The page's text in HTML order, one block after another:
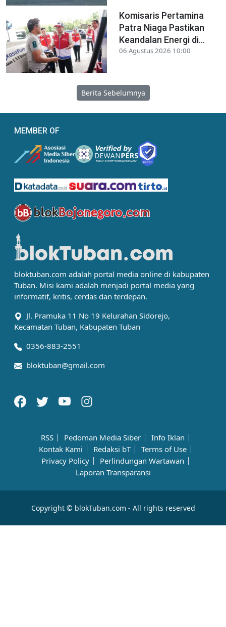
Komisaris Pertamina
Patra Niaga Pastikan
Keandalan Energi di...
06 Agustus 2026 10:00
Berita Sebelumnya
MEMBER OF
bloktuban.com adalah portal media online di kabupaten
Tuban. Misi kami adalah menjadi portal media yang
informatif, kritis, cerdas dan terdepan.
Jl. Pramuka 11 No 19 Kelurahan Sidorejo,
Kecamatan Tuban, Kabupaten Tuban
0356-883-2551
bloktuban@gmail.com
RSS Pedoman Media Siber
Info Iklan
Kontak Kami
Redaksi bT
Terms of Use
Privacy Policy
Perlindungan Wartawan
Laporan Transparansi
Copyright © blokTuban.com - All rights reserved